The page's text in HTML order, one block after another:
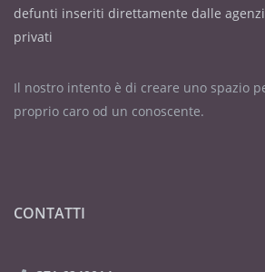
defunti inseriti direttamente dalle
privati
Il nostro intento è di creare uno spazio
proprio caro od un conoscente.
CONTATTI